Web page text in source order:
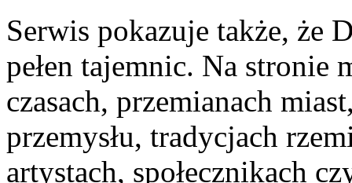
Serwis pokazuje także, że
pełen tajemnic. Na stronie
czasach, przemianach
przemysłu, tradycjach
artystach, społecznikach